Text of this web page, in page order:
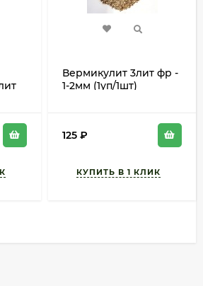
Вермикулит 3лит фр -
1-2мм (1уп/1шт)
125 ₽